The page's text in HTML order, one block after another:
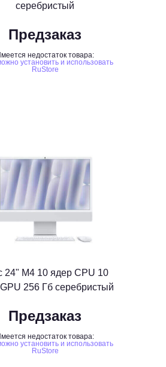
серебристый
Предзаказ
недостаток товара:
установить и использовать
RuStore
24" M4 10 ядер CPU 10
256 Гб серебристый
Предзаказ
недостаток товара:
установить и использовать
RuStore